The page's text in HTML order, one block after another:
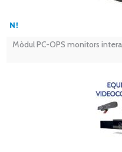
Mòdul PC-OPS monitors